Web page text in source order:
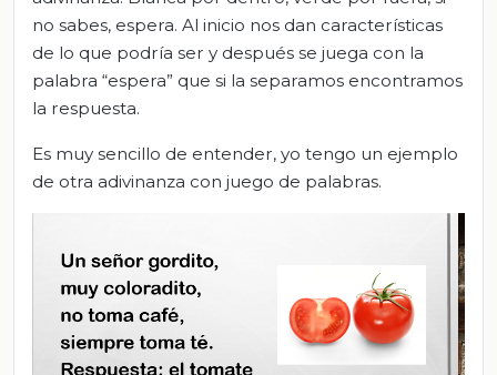
no sabes, espera. Al inicio nos dan características
de lo que podría ser y después se juega con la
palabra “espera” que si la separamos encontramos
la respuesta.
Es muy sencillo de entender, yo tengo un ejemplo
de otra adivinanza con juego de palabras.